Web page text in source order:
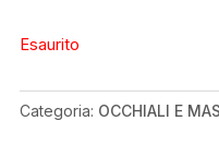
Esaurito
Categoria: OCCHIALI E